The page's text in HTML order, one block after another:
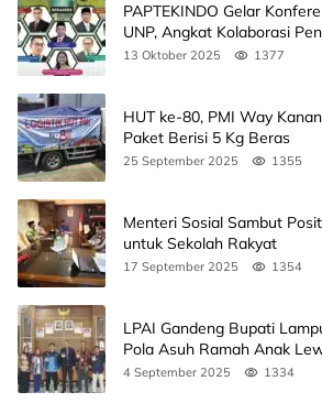
PAPTEKINDO Gelar
UNP, Angkat Kolaborasi
Agendanya
13 Oktober 2025 1377
HUT ke-80, PMI Way
Paket Berisi 5 Kg Beras
25 September 2025 1355
Menteri Sosial Sambut
untuk Sekolah Rakyat
17 September 2025 1354
LPAI Gandeng Bupati
Pola Asuh Ramah Anak
Ini Jadwalnya
4 September 2025 1334